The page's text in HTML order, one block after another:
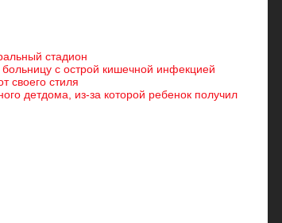
стадион
с острой кишечной инфекцией
своего стиля
детдома, из-за которой ребенок получил